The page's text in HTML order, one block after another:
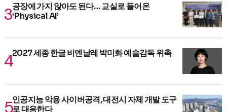
공장에 가지 않아도 된다… 교실로 들어온
‘Physical AI’
2027 세종 한글 비엔날레 박미화 예술감독 위촉
인공지능 악용 사이버공격, 대전시 자체 개발 도구
로 대응한다